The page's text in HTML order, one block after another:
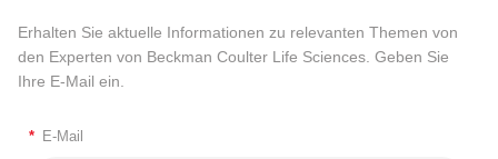
Erhalten Sie aktuelle Informationen zu relevanten Themen von
den Experten von Beckman Coulter Life Sciences. Geben Sie
Ihre E-Mail ein.
* E-Mail